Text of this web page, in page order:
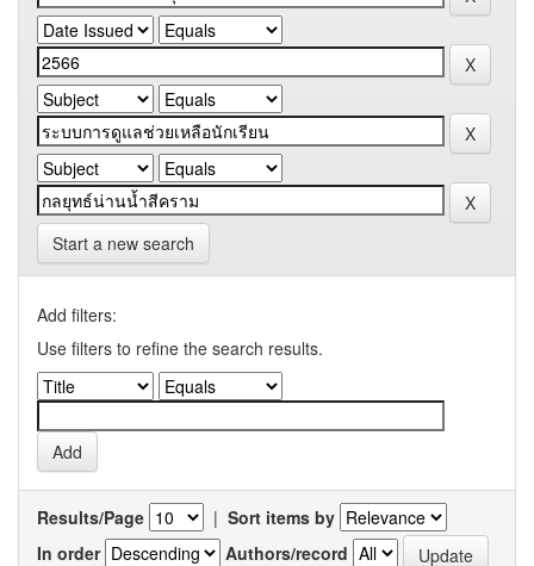
Start a new search
Add filters:
Use filters to refine the search results.
Results/Page | Sort items by
In order
Authors/record